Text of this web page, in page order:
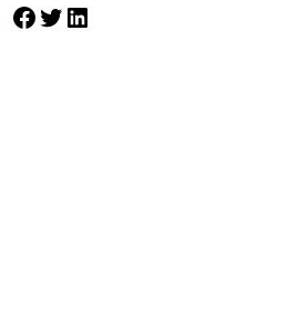
Facebook
Twitter
LinkedIn